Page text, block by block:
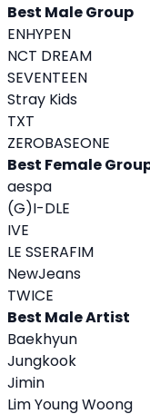
Best Male Group
ENHYPEN
NCT DREAM
SEVENTEEN
Stray Kids
TXT
ZEROBASEONE
Best Female
aespa
(G)I-DLE
IVE
LE SSERAFIM
NewJeans
TWICE
Best Male Artist
Baekhyun
Jungkook
Jimin
Lim Young Woong